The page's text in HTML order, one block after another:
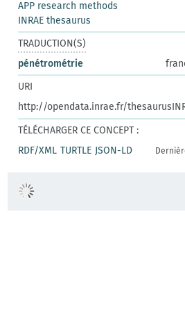
APP research methods
INRAE thesaurus
TRADUCTION(S)
pénétrométrie
URI
http://opendata.inrae.fr/
TÉLÉCHARGER CE CONCEPT :
RDF/XML TURTLE JSON-LD